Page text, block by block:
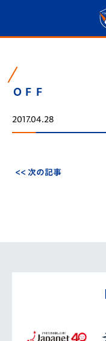
ＯＦＦ
2017.04.28
<< 次の記事